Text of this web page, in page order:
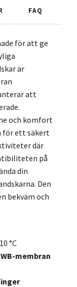
FAQ
för att ge
är
att
och komfort
för ett säkert
där
på
din
Den
bekväm och
°C
membran